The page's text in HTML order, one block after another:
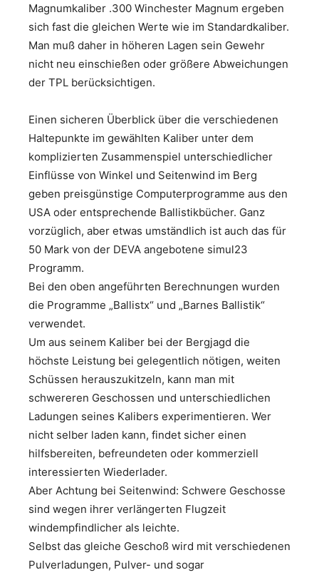
Magnumkaliber .300 Winchester Magnum ergeben
sich fast die gleichen Werte wie im Standardkaliber.
Man muß daher in höheren Lagen sein Gewehr
nicht neu einschießen oder größere Abweichungen
der TPL berücksichtigen.
Einen sicheren Überblick über die verschiedenen
Haltepunkte im gewählten Kaliber unter dem
komplizierten Zusammenspiel unterschiedlicher
Einflüsse von Winkel und Seitenwind im Berg
geben preisgünstige Computerprogramme aus den
USA oder entsprechende Ballistikbücher. Ganz
vorzüglich, aber etwas umständlich ist auch das für
50 Mark von der DEVA angebotene simul23
Programm.
Bei den oben angeführten Berechnungen wurden
die Programme „Ballistx“ und „Barnes Ballistik“
verwendet.
Um aus seinem Kaliber bei der Bergjagd die
höchste Leistung bei gelegentlich nötigen, weiten
Schüssen herauszukitzeln, kann man mit
schwereren Geschossen und unterschiedlichen
Ladungen seines Kalibers experimentieren. Wer
nicht selber laden kann, findet sicher einen
hilfsbereiten, befreundeten oder kommerziell
interessierten Wiederlader.
Aber Achtung bei Seitenwind: Schwere Geschosse
sind wegen ihrer verlängerten Flugzeit
windempfindlicher als leichte.
Selbst das gleiche Geschoß wird mit verschiedenen
Pulverladungen, Pulver- und sogar